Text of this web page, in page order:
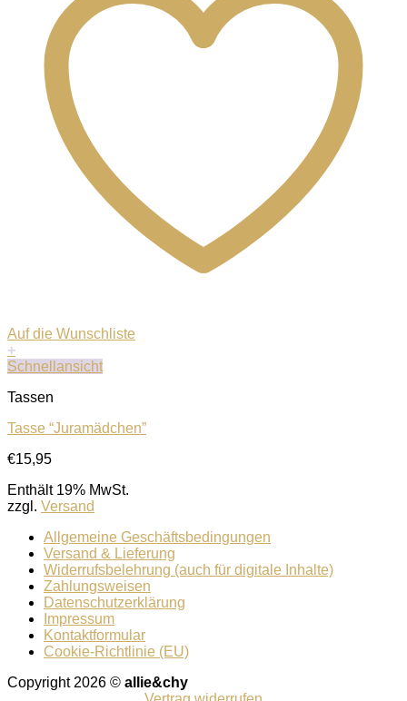
Auf die Wunschliste
+
Schnellansicht
Tassen
Tasse “Juramädchen”
€15,95
Enthält 19% MwSt.
zzgl. Versand
Allgemeine Geschäftsbedingungen
Versand & Lieferung
Widerrufsbelehrung (auch für digitale Inhalte)
Zahlungsweisen
Datenschutzerklärung
Impressum
Kontaktformular
Cookie-Richtlinie (EU)
Copyright 2026 © allie&chy